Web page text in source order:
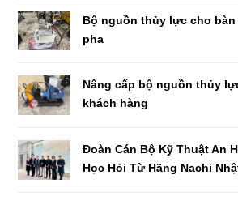
Bộ nguồn thủy lực cho bàn
pha
Nâng cấp bộ nguồn thủy
khách hàng
Đoàn Cán Bộ Kỹ Thuật An
Học Hỏi Từ Hãng Nachi